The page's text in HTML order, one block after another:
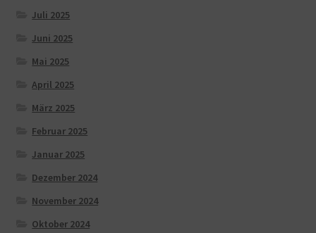
Juli 2025
Juni 2025
Mai 2025
April 2025
März 2025
Februar 2025
Januar 2025
Dezember 2024
November 2024
Oktober 2024